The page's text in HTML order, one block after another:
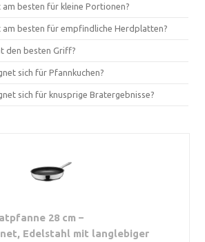
besten für kleine Portionen?
am besten für empfindliche Herdplatten?
den besten Griff?
sich für Pfannkuchen?
sich für knusprige Bratergebnisse?
28 cm –
Edelstahl mit langlebiger